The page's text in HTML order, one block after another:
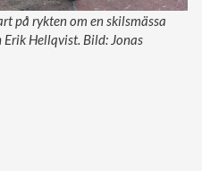
på rykten om en skilsmässa
Hellqvist. Bild: Jonas